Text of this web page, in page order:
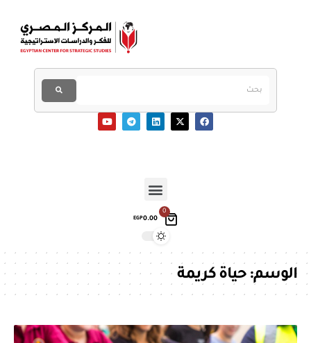
0
EGP0.00
الوسم:حياة كريمة